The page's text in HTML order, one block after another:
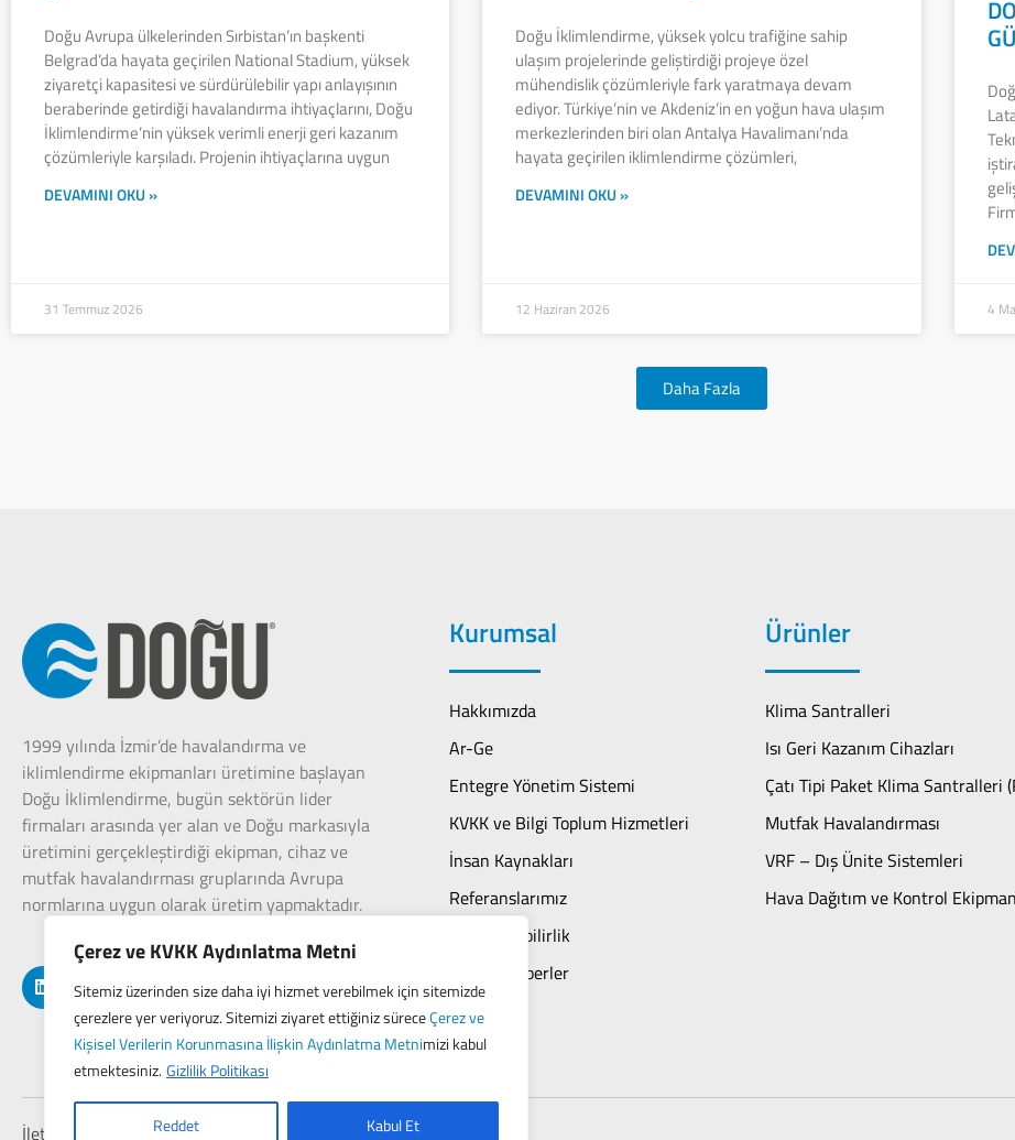
Çerez ve KVKK Aydınlatma Metni
Sitemiz üzerinden size daha iyi hizmet verebilmek için sitemizde
çerezlere yer veriyoruz. Sitemizi ziyaret ettiğiniz süreceÇerez ve
Kişisel Verilerin Korunmasına İlişkin Aydınlatma Metnimizi kabul
etmektesiniz. Gizlilik Politikası
Reddet Kabul Et
Doğu Avrupa ülkelerinden Sırbistan’ın başkenti
Belgrad’da hayata geçirilen National Stadium, yüksek
ziyaretçi kapasitesi ve sürdürülebilir yapı anlayışının
beraberinde getirdiği havalandırma ihtiyaçlarını, Doğu
İklimlendirme’nin yüksek verimli enerji geri kazanım
çözümleriyle karşıladı. Projenin ihtiyaçlarına uygun
DEVAMINI OKU »
31 Temmuz 2026
Doğu İklimlendirme, yüksek yolcu trafiğine sahip
ulaşım projelerinde geliştirdiği projeye özel
mühendislik çözümleriyle fark yaratmaya devam
ediyor. Türkiye’nin ve Akdeniz’in en yoğun hava ulaşım
merkezlerinden biri olan Antalya Havalimanı’nda
hayata geçirilen iklimlendirme çözümleri,
DEVAMINI OKU »
12 Haziran 2026 4
Daha Fazla
1999 yılında İzmir’de havalandırma ve
iklimlendirme ekipmanları üretimine başlayan
Doğu İklimlendirme, bugün sektörün lider
firmaları arasında yer alan ve Doğu markasıyla
üretimini gerçekleştirdiği ekipman, cihaz ve
mutfak havalandırması gruplarında Avrupa
normlarına uygun olarak üretim yapmaktadır.
Kurumsal
Hakkımızda
Ar-Ge
Entegre Yönetim Sistemi
KVKK ve Bilgi Toplum Hizmetleri
İnsan Kaynakları
Referanslarımız
Sürdürülebilirlik
Bizden Haberler
Ürünler
Klima Santralleri
Isı Geri Kazanım Cihazları
Çatı Tipi Paket Klima Santralleri
Mutfak Havalandırması
VRF – Dış Ünite Sistemleri
Hava Dağıtım ve Kontrol
İletişim Gizlilik Sözleşmesi